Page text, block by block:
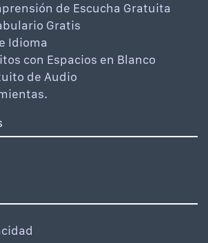
de Escucha Gratuita
Gratis
Idioma
con Espacios en Blanco
de Audio